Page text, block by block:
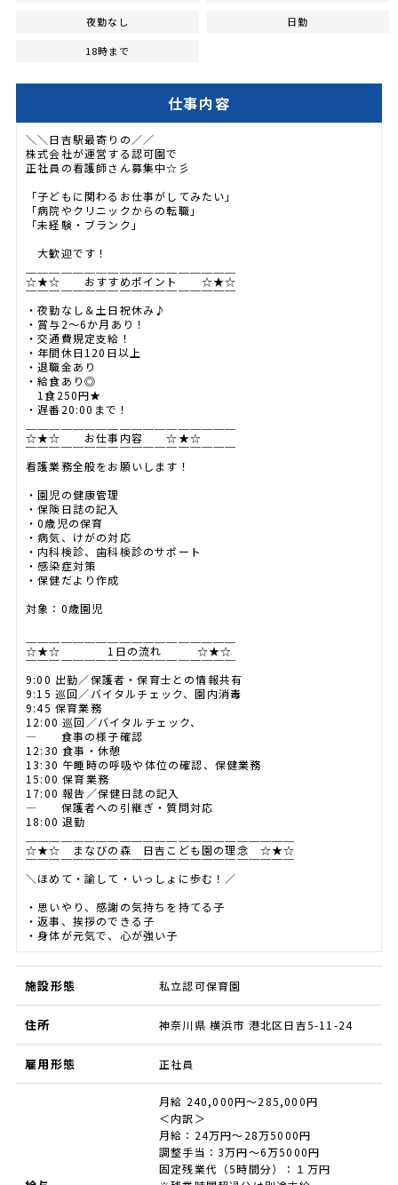
夜勤なし 日勤
18時まで
仕事内容
＼＼日吉駅最寄りの／／
株式会社が運営する認可園で
正社員の看護師さん募集中☆彡
「子どもに関わるお仕事がしてみたい」
「病院やクリニックからの転職」
「未経験・ブランク」
大歓迎です！
☆★☆ おすすめポイント ☆★☆
￣￣￣￣￣￣￣￣￣￣￣￣￣￣￣￣￣￣
・夜勤なし＆土日祝休み♪
・賞与2～6か月あり！
・交通費規定支給！
・年間休日120日以上
・退職金あり
・給食あり◎
1食250円★
・遅番20:00まで！
☆★☆ お仕事内容 ☆★☆
￣￣￣￣￣￣￣￣￣￣￣￣￣￣￣￣￣￣
看護業務全般をお願いします！
・園児の健康管理
・保険日誌の記入
・0歳児の保育
・病気、けがの対応
・内科検診、歯科検診のサポート
・感染症対策
・保健だより作成
対象：0歳園児
☆★☆ 1日の流れ ☆★☆
￣￣￣￣￣￣￣￣￣￣￣￣￣￣￣￣￣￣
9:00 出勤／保護者・保育士との情報共有
9:15 巡回／バイタルチェック、園内消毒
9:45 保育業務
12:00 巡回／バイタルチェック、
― 食事の様子確認
12:30 食事・休憩
13:30 午睡時の呼吸や体位の確認、保健業務
15:00 保育業務
17:00 報告／保健日誌の記入
― 保護者への引継ぎ・質問対応
18:00 退勤
☆★☆ まなびの森 日吉こども園の理念 ☆★☆
￣￣￣￣￣￣￣￣￣￣￣￣￣￣￣￣￣￣￣￣￣￣￣
＼ほめて・諭して・いっしょに歩む！／
・思いやり、感謝の気持ちを持てる子
・返事、挨拶のできる子
・身体が元気で、心が強い子
施設形態 私立認可保育園
住所 神奈川県 横浜市 港北区日吉5-11-24
雇用形態 正社員
月給 240,000円～285,000円
＜内訳＞
月給：24万円～28万5000円
調整手当：3万円～6万5000円
固定残業代（5時間分）：１万円